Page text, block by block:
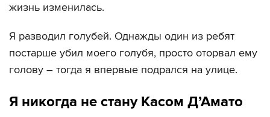
жизнь изменилась.
Я разводил голубей. Однажды один из ребят
постарше убил моего голубя, просто оторвал ему
голову – тогда я впервые подрался на улице.
Я никогда не стану Касом Д’Амато